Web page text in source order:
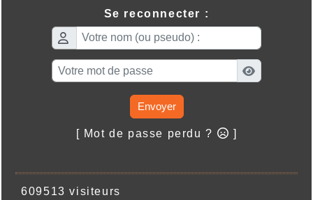
Se reconnecter :
Envoyer
[ Mot de passe perdu ? ]
609513 visiteurs